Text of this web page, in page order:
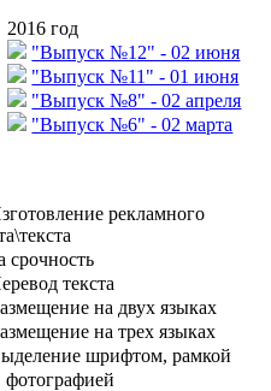
2016 год
"Выпуск №12" - 02 июня
"Выпуск №11" - 01 июня
"Выпуск №8" - 02 апреля
"Выпуск №6" - 02 марта
рекламного
срочность
текста
на двух языках
на трех языках
шрифтом, рамкой